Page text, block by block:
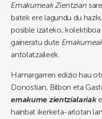
Emakumeak Zientzian
batek ere lagundu du
posible izateko, kolektiboa
gaineratu dute
antolatzaileek.
Hamargarren edizio hau
Donostian, Bilbon eta
emakume zientzialariak
hainbat ikerketa-arlotan